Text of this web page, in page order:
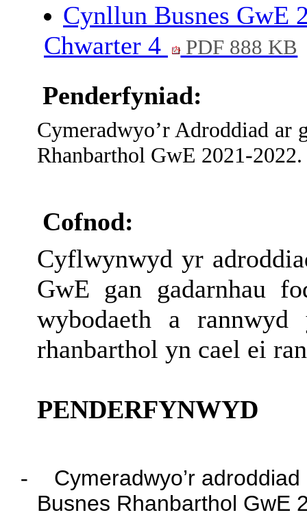
Cynllun Busnes GwE
Chwarter 4
PDF 888 KB
Penderfyniad:
Cymeradwyo’r Adroddiad ar
Rhanbarthol GwE 2021-2022.
Cofnod:
Cyflwynwyd yr
GwE gan gadarnhau
wybodaeth a
rhanbarthol yn cael ei
PENDERFYNWYD
-
Cymeradwyo’r
Busnes Rhanbarthol GwE